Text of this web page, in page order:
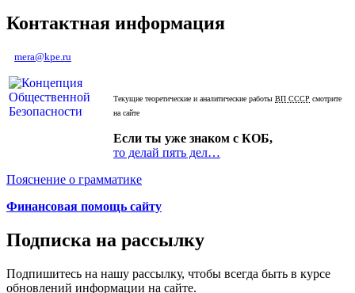
Контактная информация
mera@kpe.ru
Текущие теоретические и аналитические работы ВП СССР смотрите
на сайте
Если ты уже знаком с КОБ,
то делай пять дел…
Пояснение о грамматике
Финансовая помощь сайту
Подписка на рассылку
Подпишитесь на нашу рассылку, чтобы всегда быть в курсе
обновлений информации на сайте.